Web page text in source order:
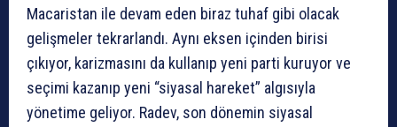
Macaristan ile devam eden biraz tuhaf gibi olacak
gelişmeler tekrarlandı. Aynı eksen içinden birisi
çıkıyor, karizmasını da kullanıp yeni parti kuruyor ve
seçimi kazanıp yeni “siyasal hareket” algısıyla
yönetime geliyor. Radev, son dönemin siyasal